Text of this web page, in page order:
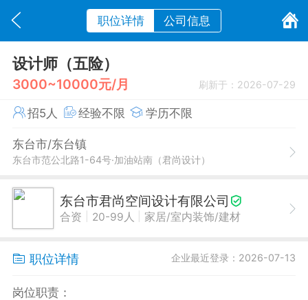
职位详情 公司信息
设计师（五险）
3000~10000元/月 刷新于：2026-07-29
招5人 经验不限 学历不限
东台市/东台镇
东台市范公北路1-64号·加油站南（君尚设计）
东台市君尚空间设计有限公司
合资 20-99人 家居/室内装饰/建材
职位详情 企业最近登录：2026-07-13
岗位职责：